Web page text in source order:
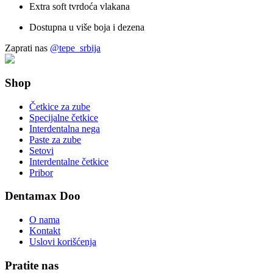
Extra soft tvrdoća vlakana
Dostupna u više boja i dezena
Zaprati nas @tepe_srbija
Shop
Četkice za zube
Specijalne četkice
Interdentalna nega
Paste za zube
Setovi
Interdentalne četkice
Pribor
Dentamax Doo
O nama
Kontakt
Uslovi korišćenja
Pratite nas